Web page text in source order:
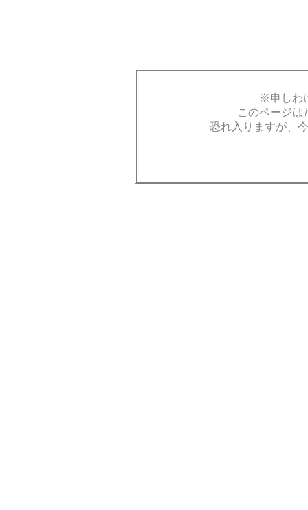
※申しわ
このページは
恐れ入りますが、